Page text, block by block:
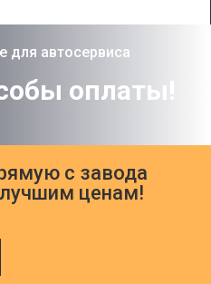
для автосервиса
оплаты!
с завода
ценам!